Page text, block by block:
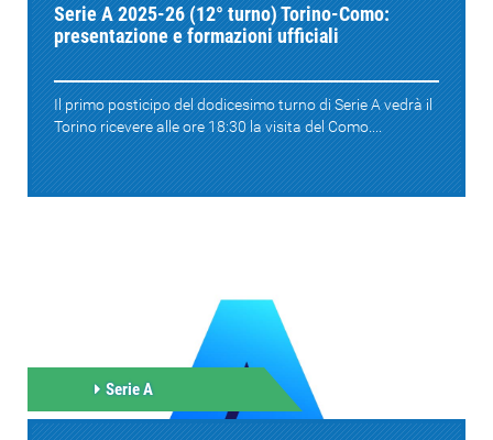
Serie A 2025-26 (12° turno) Torino-Como:
presentazione e formazioni ufficiali
Il primo posticipo del dodicesimo turno di Serie A vedrà il
Torino ricevere alle ore 18:30 la visita del Como....
Serie A